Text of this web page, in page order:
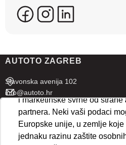
AUTOTO ZAGREB
Slavonska avenija 102
info@autoto.hr
Pon - Pet 07:30-18:00
Sub 08:00-13:00
AUTOTO SPLIT
više uređaja i web lokacija.
koriste ove tehnologije.
ispravno funkcioniranje
kolačića na vaš uređaj i
i marketinške svrhe od strane
partnera. Neki vaši podaci
Europske unije, u zemlje
jednaku razinu zaštite